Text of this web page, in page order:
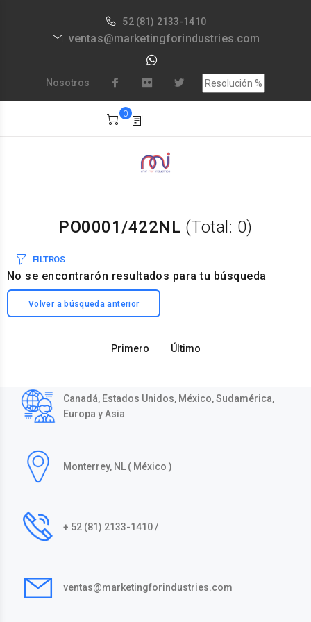
52 (81) 2133-1410
ventas@marketingforindustries.com
Nosotros
0
PO0001/422NL (Total: 0)
FILTROS
No se encontrarón resultados para tu búsqueda
Volver a búsqueda anterior
Primero Último
Canadá, Estados Unidos, México, Sudamérica,
Europa y Asia
Monterrey, NL ( México )
+ 52 (81) 2133-1410 /
ventas@marketingforindustries.com